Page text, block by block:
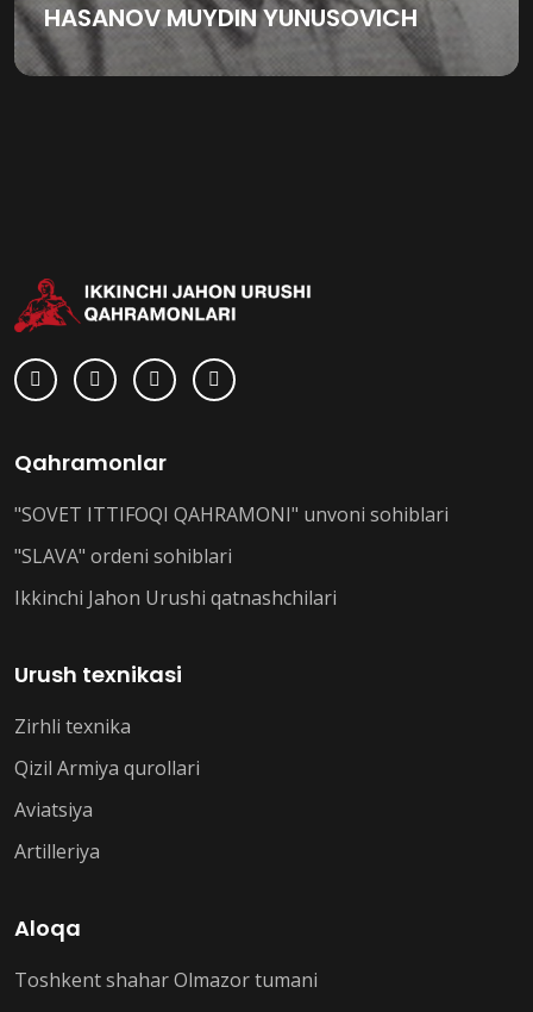
HASANOV MUYDIN YUNUSOVICH
Qahramonlar
"SOVET ITTIFOQI QAHRAMONI" unvoni sohiblari
"SLAVA" ordeni sohiblari
Ikkinchi Jahon Urushi qatnashchilari
Urush texnikasi
Zirhli texnika
Qizil Armiya qurollari
Aviatsiya
Artilleriya
Aloqa
Toshkent shahar Olmazor tumani